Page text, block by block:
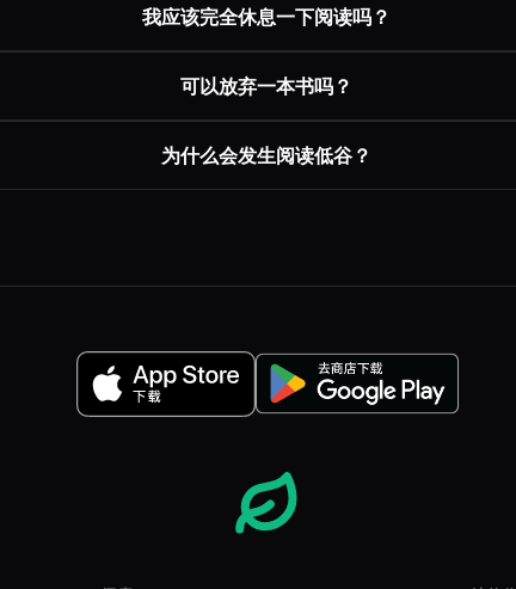
我应该完全休息一下阅读吗？
可以放弃一本书吗？
为什么会发生阅读低谷？